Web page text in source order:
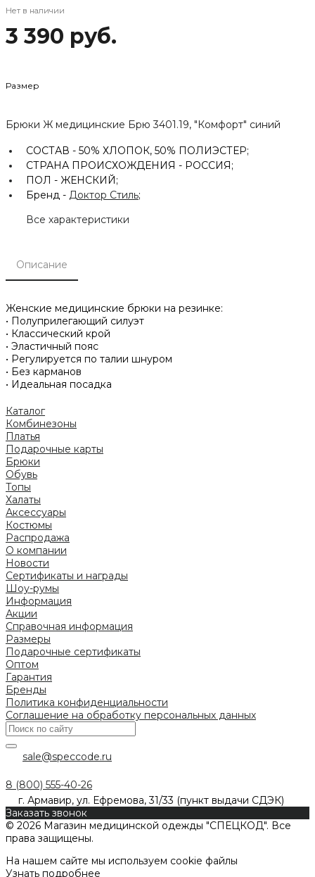
Нет в наличии
3 390 руб.
Размер
Брюки Ж медицинские Брю 3401.19, "Комфорт" синий
СОСТАВ - 50% ХЛОПОК, 50% ПОЛИЭСТЕР;
СТРАНА ПРОИСХОЖДЕНИЯ - РОССИЯ;
ПОЛ - ЖЕНСКИЙ;
Бренд - Доктор Стиль;
Все характеристики
Описание
Женские медицинские брюки на резинке:
• Полуприлегающий силуэт
• Классический крой
• Эластичный пояс
• Регулируется по талии шнуром
• Без карманов
• Идеальная посадка
Каталог
Комбинезоны
Платья
Подарочные карты
Брюки
Обувь
Топы
Халаты
Аксессуары
Костюмы
Распродажа
О компании
Новости
Сертификаты и награды
Шоу-румы
Информация
Акции
Справочная информация
Размеры
Подарочные сертификаты
Оптом
Гарантия
Бренды
Политика конфиденциальности
Соглашение на обработку персональных данных
sale@speccode.ru
8 (800) 555-40-26
г. Армавир, ул. Ефремова, 31/33 (пункт выдачи СДЭК)
Заказать звонок
© 2026 Магазин медицинской одежды "СПЕЦКОД". Все
права защищены.
На нашем сайте мы используем cookie файлы
Узнать подробнее